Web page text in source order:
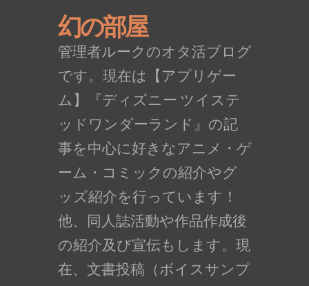
幻の部屋
管理者ルークのオタ活ブログ
です。現在は【アプリゲー
ム】『ディズニー ツイステ
ッドワンダーランド』の記
事を中心に好きなアニメ・ゲ
ーム・コミックの紹介やグ
ッズ紹介を行っています！
他、同人誌活動や作品作成後
の紹介及び宣伝もします。現
在、文書投稿（ボイスサンプ